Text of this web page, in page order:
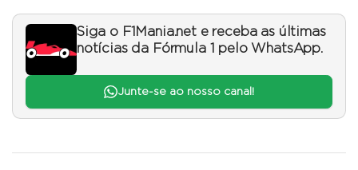
Siga o F1Mania.net e receba as últimas
notícias da Fórmula 1 pelo WhatsApp.
Junte-se ao nosso canal!